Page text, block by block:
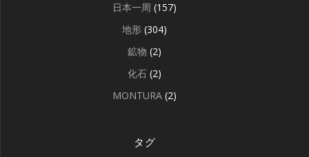
日本一周 (157)
地形 (304)
鉱物 (2)
化石 (2)
MONTURA (2)
タグ